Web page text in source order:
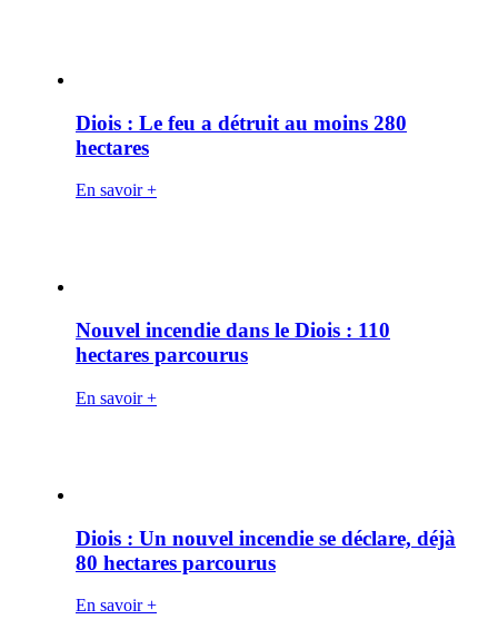
Diois : Le feu a détruit au moins 280
hectares
En savoir +
Nouvel incendie dans le Diois : 110
hectares parcourus
En savoir +
Diois : Un nouvel incendie se déclare, déjà
80 hectares parcourus
En savoir +